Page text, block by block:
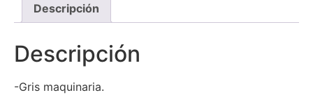
Descripción
Descripción
-Gris maquinaria.